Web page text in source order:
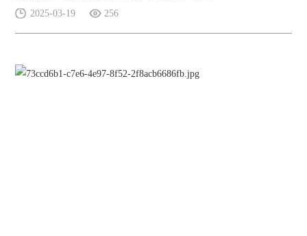
2025-03-19 256